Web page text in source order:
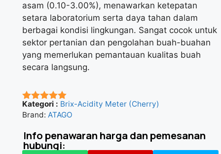
asam (0.10-3.00%), menawarkan ketepatan
setara laboratorium serta daya tahan dalam
berbagai kondisi lingkungan. Sangat cocok untuk
sektor pertanian dan pengolahan buah-buahan
yang memerlukan pemantauan kualitas buah
secara langsung.
★★★★★
Kategori : Brix-Acidity Meter (Cherry)
Brand: ATAGO
Info penawaran harga dan pemesanan
hubungi: